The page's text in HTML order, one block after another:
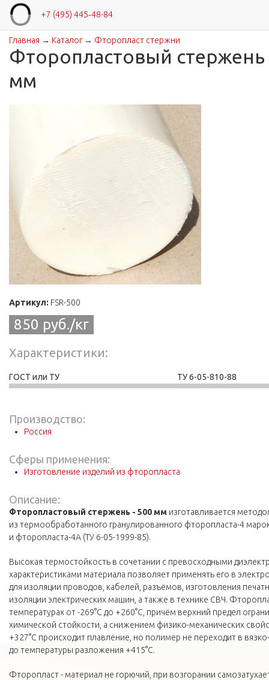
+7 (495) 445‑48-84
Вы здесь
Главная → Каталог→ Фторопласт стержни
Фторопластовый стержень
мм
Артикул: FSR-500
850 руб./кг
Характеристики
ГОСТ или ТУ ТУ 6-05-810-88
Производство:
Россия
Сферы применения:
Изготовление изделий из фторопласта
Описание:
Фторопластовый стержень - 500 мм изготавливается
из термообработанного гранулированного фторопласта-4
и фторопласта-4А (ТУ 6-05-1999-85).
Высокая термостойкость в сочетании с превосходными
характеристиками материала позволяет применять его в
для изоляции проводов, кабелей, разъёмов, изготовления
изоляции электрических машин, а также в технике СВЧ.
температурах от -269°С до +260°С, причём верхний предел
химической стойкости, а снижением физико-механических
+327°С происходит плавление, но полимер не переходит в
до температуры разложения +415°С.
Фторопласт - материал не горючий, при возгорании